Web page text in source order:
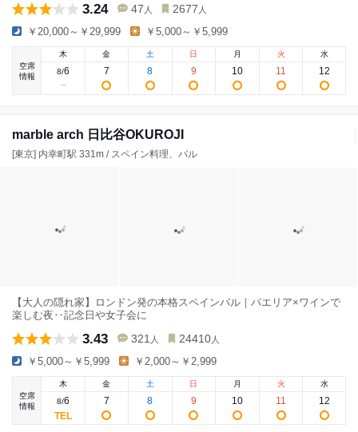
3.24 47 人 2677 人
￥20,000～￥29,999 ￥5,000～￥5,999
空席
情報
木
8/6
金
7
土
8
日
9
月
10
火
11
水
12
marble arch 日比谷OKUROJI
[東京] 内幸町駅 331m / スペイン料理、バル
【大人の隠れ家】ロンドン発の本格スペインバル｜パエリア×ワインで
楽しむ夜‥記念日や女子会に
3.43 321 人 24410 人
￥5,000～￥5,999 ￥2,000～￥2,999
空席
情報
木
8/6
金
7
土
8
日
9
月
10
火
11
水
12